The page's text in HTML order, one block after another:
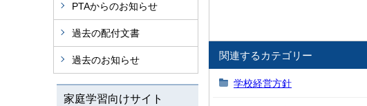
PTAからのお知らせ
過去の配付文書
過去のお知らせ
家庭学習向けサイト
関連するカテゴリー
学校経営方針